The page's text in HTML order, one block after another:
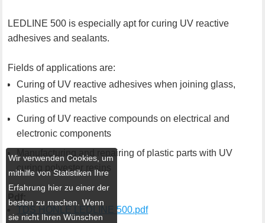
LEDLINE 500 is especially apt for curing UV reactive
adhesives and sealants.
Fields of applications are:
Curing of UV reactive adhesives when joining glass,
plastics and metals
Curing of UV reactive compounds on electrical and
electronic components
Manufacturing and repairing of plastic parts with UV
curing polyester resins
Pdf:
TDS HONLE LEDLINE 500.pdf
Wir verwenden Cookies, um
mithilfe von Statistiken Ihre
Erfahrung hier zu einer der
besten zu machen. Wenn
sie nicht Ihren Wünschen